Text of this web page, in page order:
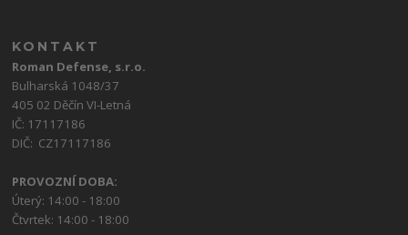
KONTAKT
Roman Defense, s.r.o.
Bulharská 1048/37
405 02 Děčín VI-Letná
IČ: 17117186
DIČ: CZ17117186
PROVOZNÍ DOBA:
Úterý: 14:00 - 18:00
Čtvrtek: 14:00 - 18:00